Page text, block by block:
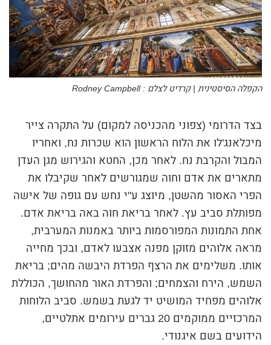
הקפלה הסיסטינית | קרדיט לצלם : Rodney Campbell
בצד הדרומי (צפוני מהכניסה למקום) על התקרה צייר
מיכלאנג'לו את הלוח הראשון הוא שכרות נח, ואחריו
המבול והקרבת נח. לאחר מכן, החטא והגירוש מגן העדן
מתארים את אדם וחוה שמגורשים לאחר שקיבלו את
הפרי האסור מהשטן, מיוצג ע"י נחש עם גופה של אישה
מפותלת סביב עץ. לאחר בריאת חוה באה בריאת אדם.
אחת התמונות המפורסמות ביותר באמנות המערבית,
מראה אלוהים מזוקן מפנה אצבעו לאדם, ובכך מחייה
אותו. משלימים את הרצף הפרדת היבשה מהים; בריאת
השמש, הירח והצמחים; והפרדת האור מהחושך, הכוללת
אלוהים מפחיד המושיט יד לגעת בשמש. סביב הלוחות
המרכזיים ממוקמים 20 גברים עירומים אתלטיים,
הידועים בשם איגנודי.